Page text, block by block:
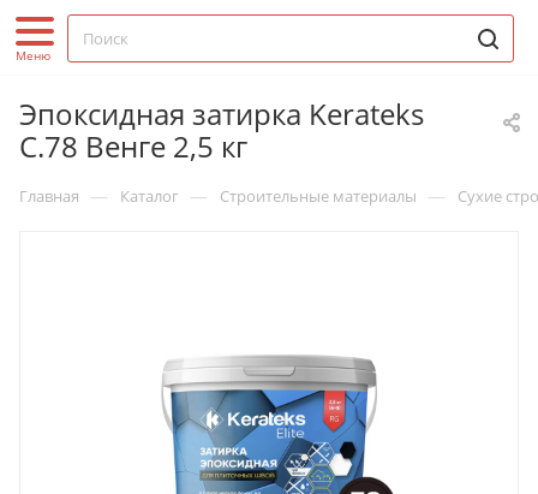
Эпоксидная затирка Kerateks
С.78 Венге 2,5 кг
Главная — Каталог — Строительные материалы — Сухие